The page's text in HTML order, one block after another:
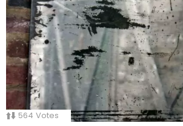
564 Votes